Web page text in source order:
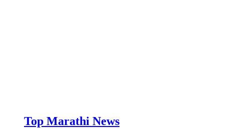
Top Marathi News